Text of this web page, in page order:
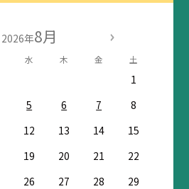
2026年8月
水 木 金 土
1
5 6 7
8
12 13 14
15
19 20 21
22
26 27 28
29